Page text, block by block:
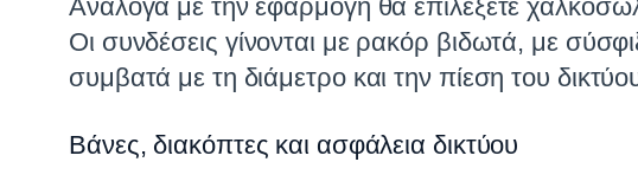
Ανάλογα με την εφαρμογή θα επιλέξετε
Οι συνδέσεις γίνονται με ρακόρ βιδωτά, με
συμβατά με τη διάμετρο και την πίεση του
Βάνες, διακόπτες και ασφάλεια δικτύου